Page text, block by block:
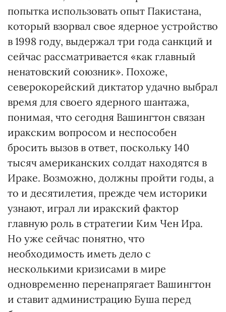
попытка использовать опыт Пакистана,
который взорвал свое ядерное устройство
в 1998 году, выдержал три года санкций и
сейчас рассматривается «как главный
ненатовский союзник». Похоже,
северокорейский диктатор удачно выбрал
время для своего ядерного шантажа,
понимая, что сегодня Вашингтон связан
иракским вопросом и неспособен
бросить вызов в ответ, поскольку 140
тысяч американских солдат находятся в
Ираке. Возможно, должны пройти годы, а
то и десятилетия, прежде чем историки
узнают, играл ли иракский фактор
главную роль в стратегии Ким Чен Ира.
Но уже сейчас понятно, что
необходимость иметь дело с
несколькими кризисами в мире
одновременно перенапрягает Вашингтон
и ставит администрацию Буша перед